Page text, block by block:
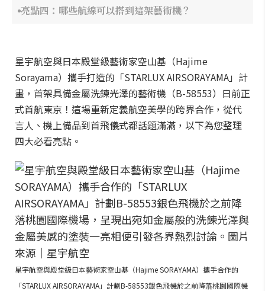
亮點四：哪些航線可以搭到這架藝術機？
星宇航空與日本殿堂級藝術家空山基（Hajime
Sorayama）攜手打造的「STARLUX AIRSORAYAMA」計
畫，首架具備金屬洗鍊光澤的藝術機（B-58553）日前正
式首航東京！這場重新定義航空美學的跨界合作，從代
言人、機上備品到首飛儀式都話題滿滿，以下為您整理
四大必看亮點。
星宇航空與殿堂級日本藝術家空山基（Hajime SORAYAMA）攜手合作的
「STARLUX AIRSORAYAMA」計劃B-58553銀色飛機於之前降落桃園國際機